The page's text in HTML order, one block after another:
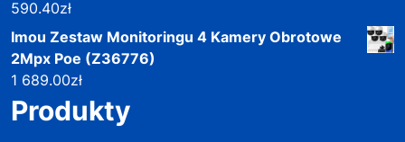
590.40zł
Imou Zestaw Monitoringu 4 Kamery Obrotowe
2Mpx Poe (Z36776)
1 689.00zł
Produkty